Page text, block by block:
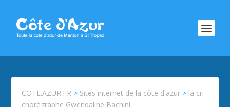
COTE.AZUR.FR > Sites internet de la côte d'azur > la cri
chorégraphe Gwendaline Bachini